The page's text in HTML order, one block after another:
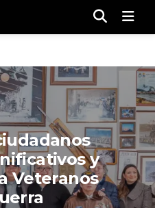
y
Veteranos